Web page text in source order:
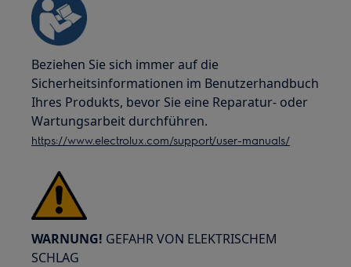
Beziehen Sie sich immer auf die
Sicherheitsinformationen im Benutzerhandbuch
Ihres Produkts, bevor Sie eine Reparatur- oder
Wartungsarbeit durchführen.
https://www.electrolux.com/support/user-manuals/
WARNUNG! GEFAHR VON ELEKTRISCHEM
SCHLAG